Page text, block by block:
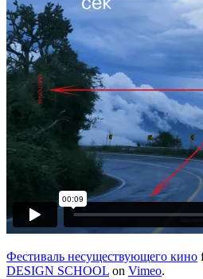
Фестиваль несуществующего кино
DESIGN SCHOOL on Vimeo.